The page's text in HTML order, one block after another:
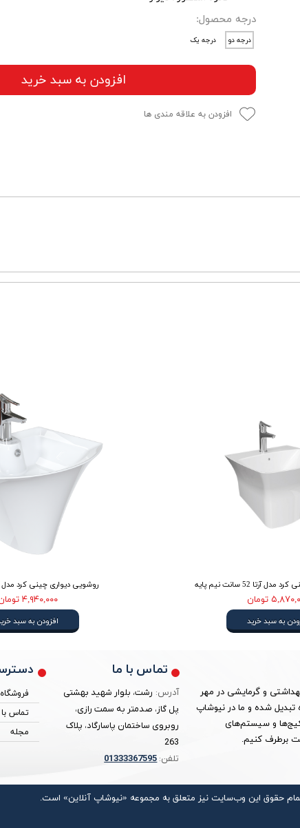
درجه محصول:
درجه دو درجه یک
افزودن به سبد خرید
افزودن به علاقه مندی ها
روشویی دیواری چینی کرد مدل آرین
۴,۹۴۰,۰۰۰ تومان
افزودن به سبد
52 سانت نیم پایه
تومان
به سبد خرید
تمام حقوق اين وب‌سايت نیز متعلق به مجموعه «نیوشاپ آنلاین» است.
و گرمایشی در مهر
تبدیل شده و ما در نیوشاپ
و سیستم‌های
برطرف کنیم.
فروشگاه
تماس با
مجله
تماس با ما
آدرس: رشت، بلوار شهید بهشتی
پل گاز، صدمتر به سمت رازی،
روبروی ساختمان پاسارگاد، پلاک
263
تلفن:
01333367595